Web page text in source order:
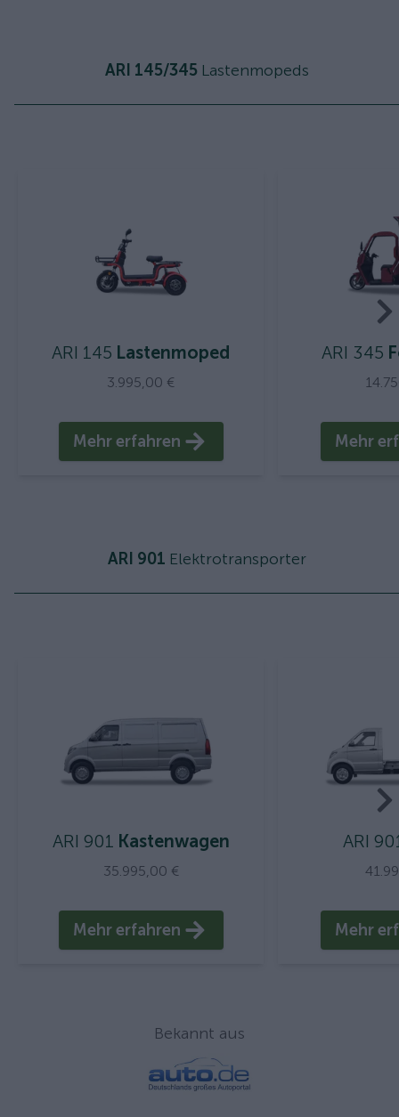
ARI 145/345 Lastenmopeds
ARI 145 Lastenmoped
3.995,00 €
Mehr erfahren
ARI 345
Mehr
ARI 901 Elektrotransporter
ARI 901 Kastenwagen
35.995,00 €
Mehr erfahren
ARI
Mehr
Bekannt aus